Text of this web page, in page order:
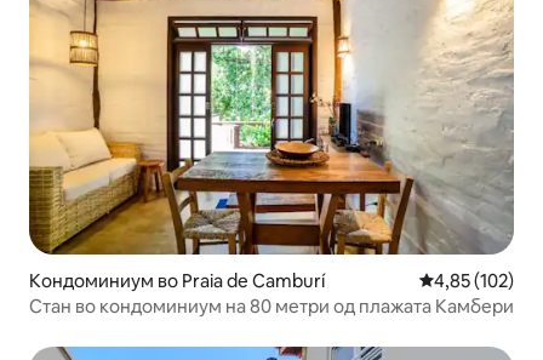
Кондоминиум во Praia de Camburí Просечна
4,85 (102)
Стан во кондоминиум на 80 метри од плажата Камбери